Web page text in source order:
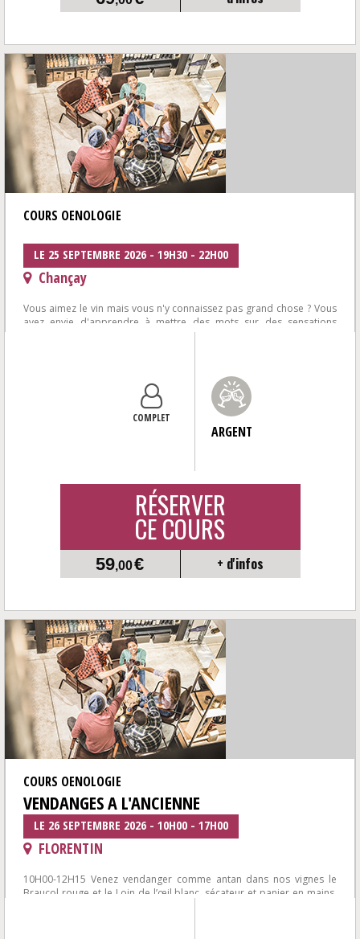
COURS OENOLOGIE
LE 25 SEPTEMBRE 2026 - 19H30 - 22H00
Chançay
Vous aimez le vin mais vous n'y connaissez pas grand chose ? Vous
avez envie d'apprendre à mettre des mots sur des sensations
COMPLET
ARGENT
RÉSERVER
CE COURS
59,00€ + d'infos
COURS OENOLOGIE
VENDANGES A L'ANCIENNE
LE 26 SEPTEMBRE 2026 - 10H00 - 17H00
FLORENTIN
10H00-12H15 Venez vendanger comme antan dans nos vignes le
Braucol rouge et le Loin de l’œil blanc, sécateur et panier en mains,